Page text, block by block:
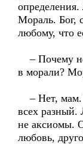
Мораль. Бог,
любому, что
– Почему
в морали?
– Нет, мам.
всех разный.
не аксиомы.
любовь,